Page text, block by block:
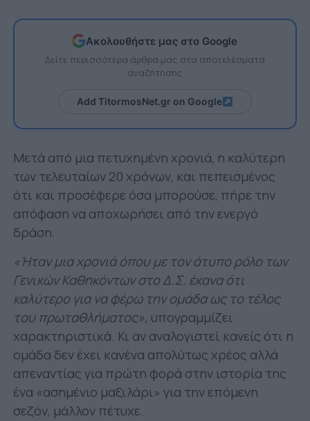
Ακολουθήστε μας στο Google
Δείτε περισσότερα άρθρα μας στα αποτελέσματα
αναζήτησης
Add TitormosNet.gr on Google
Μετά από μια πετυχημένη χρονιά, η καλύτερη
των τελευταίων 20 χρόνων, και πεπεισμένος
ότι και προσέφερε όσα μπορούσε, πήρε την
απόφαση να αποχωρήσει από την ενεργό
δράση.
«Ήταν μια χρονιά όπου με τον άτυπο ρόλο των
Γενικών Καθηκόντων στο Δ.Σ. έκανα ότι
καλύτερο για να φέρω την ομάδα ως το τέλος
του πρωταθλήματος», υπογραμμίζει
χαρακτηριστικά. Κι αν αναλογιστεί κανείς ότι η
ομάδα δεν έχει κανένα απολύτως χρέος αλλά
απεναντίας για πρώτη φορά στην ιστορία της
ένα «ασημένιο μαξιλάρι» για την επόμενη
σεζόν, μάλλον πέτυχε.